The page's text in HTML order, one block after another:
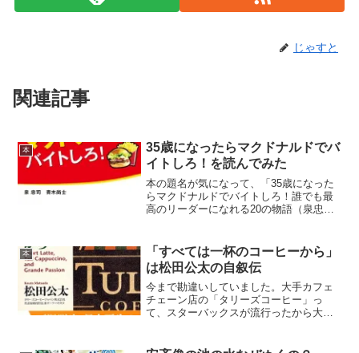
じゃすと
関連記事
本
35歳になったらマクドナルドでバ
イトしろ！を読んでみた
本の題名が気になって、「35歳になった
らマクドナルドでバイトしろ！誰でも最
高のリーダーになれる20の物語（泉忠司
フォレスタ)
本
「すべては一杯のコーヒーから」
は松田公太の自叙伝
今まで勘違いしていました。大手カフェ
チェーン店の「タリーズコーヒー」っ
て、スターバックスが流行ったから大手